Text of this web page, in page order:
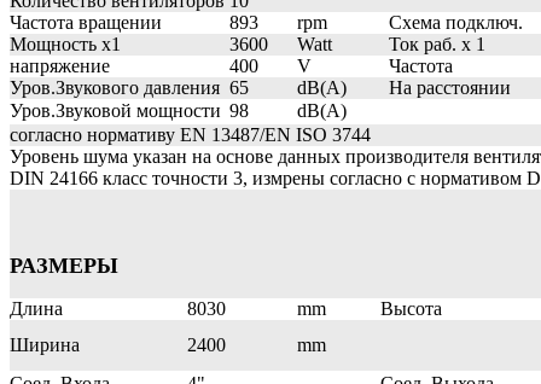
Частота вращении
893 rpm
Схема подключ.
Мощность x1
3600 Watt
Ток раб. х 1
напряжение
400 V
Частота
Уров.Звукового давления 65 dB(A)
На расстоянии
Уров.Звуковой мощности 98
dB(A)
согласно нормативу EN 13487/EN ISO 3744
Уровень шума указан на основе данных производителя
DIN 24166 класс точности 3, измрены согласно с нормативом
РАЗМЕРЫ
Длина 8030 mm
Высота
Ширина
2400
mm